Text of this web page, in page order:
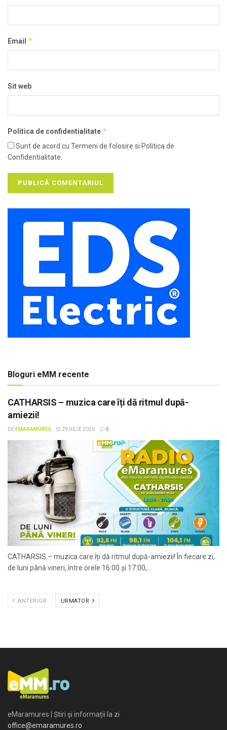
Email *
Sit web
Politica de confidentialitate *
Sunt de acord cu Termeni de folosire si Politica de
Confidentialitate.
Bloguri eMM recente
CATHARSIS – muzica care îți dă ritmul după-
amiezii!
DE EMARAMUREȘ 29 IULIE 2026 0
CATHARSIS – muzica care îți dă ritmul după-amiezii! În fiecare zi,
de luni până vineri, între orele 16:00 și 17:00,...
ANTERIOR URMATOR
eMaramures | Știri și informații la zi
office@emaramures.ro